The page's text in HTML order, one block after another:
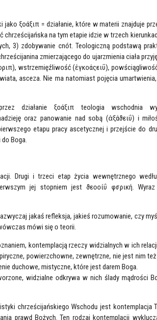
jako ξοάξιπ = działanie, które w materii znajduje
chrześcijańska na tym etapie idzie w trzech
3) zdobywanie cnót. Teologiczną podstawą
zmierzającego do ujarzmienia ciała
wstrzemięźliwość (ἐγκοάςειΰ),
asceza. Nie ma natomiast pojęcia
działanie ξοάξιπ teologia wschodnia
oraz panowanie nad sobą (ἀξάϑειΰ) i
etapu pracy ascetycznej i przejście do
Boga.
Drugi i trzeci etap życia wewnętrznego
jej stopniem jest ϑεοοίΰ φσρική.
jakaś refleksja, jakieś rozumowanie, czy
mówi się o teorii.
kontemplacją rzeczy widzialnych w ich
powierzchowne, zewnętrzne, nie jest nim
duchowe, mistyczne, które jest darem Boga.
widzialne odkrywa w nich ślady mądrości
chrześcijańskiego Wschodu jest kontemplacja
prawd Bożych. Ten rodzaj kontemplacji